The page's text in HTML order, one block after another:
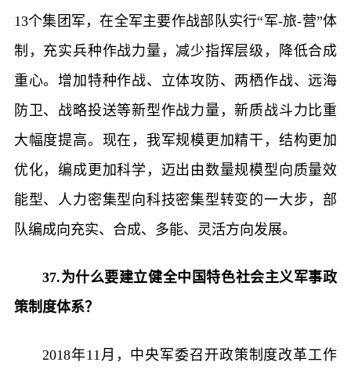
13个集团军，在全军主要作战部队实行“军-旅-营”体
制，充实兵种作战力量，减少指挥层级，降低合成
重心。增加特种作战、立体攻防、两栖作战、远海
防卫、战略投送等新型作战力量，新质战斗力比重
大幅度提高。现在，我军规模更加精干，结构更加
优化，编成更加科学，迈出由数量规模型向质量效
能型、人力密集型向科技密集型转变的一大步，部
队编成向充实、合成、多能、灵活方向发展。
37.为什么要建立健全中国特色社会主义军事政
策制度体系？
2018年11月，中央军委召开政策制度改革工作